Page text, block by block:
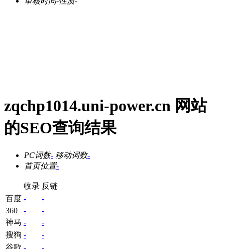
zqchp1014.uni-power.cn 网站
的SEO查询结果
PC词数- 移动词数-
首页位置-
收录 反链
百度 -
-
360
-
-
神马 -
-
搜狗 -
-
谷歌 - -